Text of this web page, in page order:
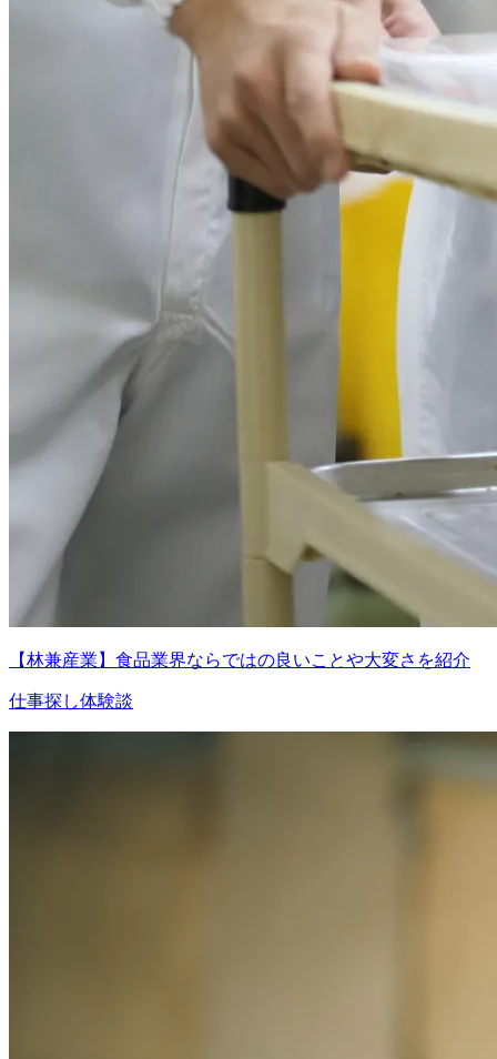
【林兼産業】食品業界ならではの良いことや大変さを紹介
仕事探し体験談